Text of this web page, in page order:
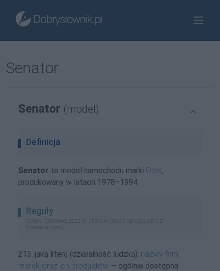
Senator
Senator (model)
Definicja
Senator to model samochodu marki Opel,
produkowany w latach 1978–1994
Reguły
reguły językowe, zasady pisowni (nowe opracowanie z
komentarzami)
213. jaką literą (działalność ludzka): nazwy firm,
marek oraz ich produktów — ogólnie dostępna